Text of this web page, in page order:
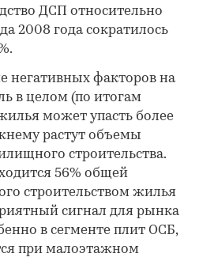
ДCП относительно
2008 года сократилось
негативных факторов на
в целом (по итогам
может упасть более
растут объемы
строительства.
56% общей
строительством жилья
сигнал для рынка
в сегменте плит ОСБ,
при малоэтажном